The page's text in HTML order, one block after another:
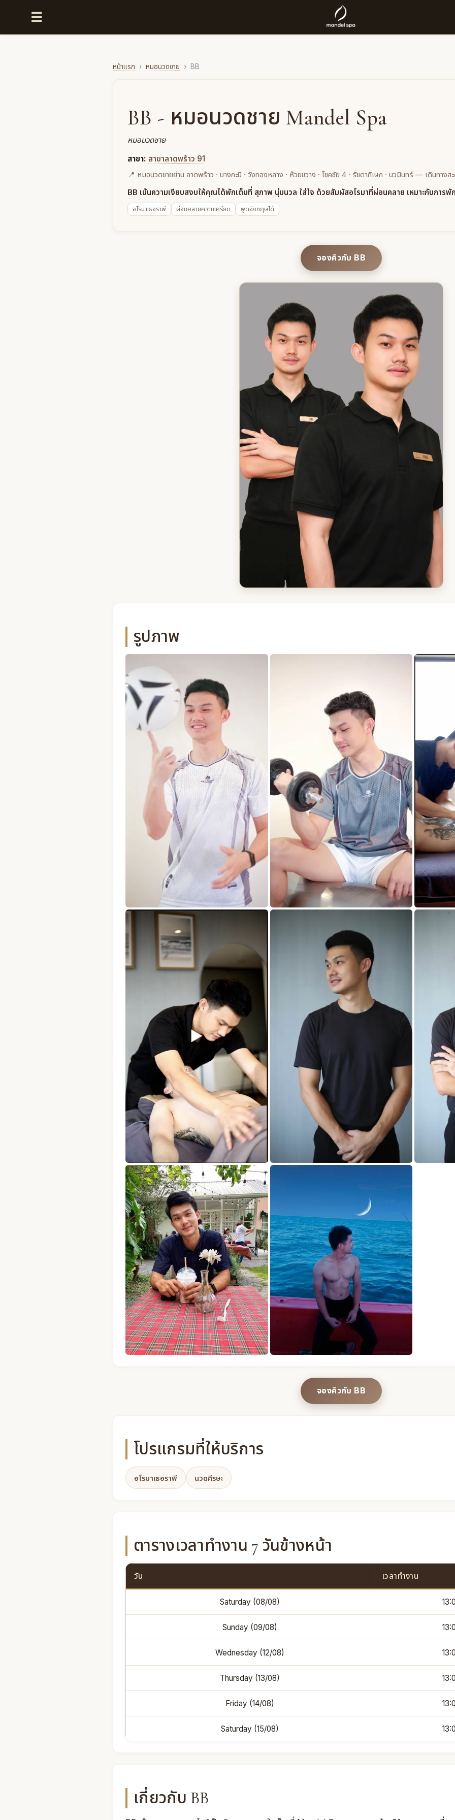
☰
หน้าแรก › หมอนวดชาย › BB
BB - หมอนวดชาย Mandel Spa
หมอนวดชาย
สาขา: สาขาลาดพร้าว 91
📍 หมอนวดชายย่าน ลาดพร้าว · บางกะปิ · วังทองหลาง · ห้วยขวาง · โชคชัย 4 · รัชดาภิเษก · นวมินทร์ — เดินทาง
BB เน้นความเงียบสงบให้คุณได้พักเต็มที่ สุภาพ นุ่มนวล ใส่ใจ ด้วยสัมผัสอโรมาที่ผ่อนคลาย เหมาะกับการ
อโรมาเธอราพี ผ่อนคลายความเครียด พูดอังกฤษได้
จองคิวกับ BB
รูปภาพ
BB · หมอนวดชาย · Mandel Spa · กรุงเทพ (รูปที่ 1) — นวดผู้ชายมืออาชีพ
BB · หมอนวดชาย · Mandel Spa · กรุงเทพ (รูปที่ 2)
BB · หมอ
▶
BB · หมอนวดชาย · Mandel Spa · กรุงเทพ (รูปที่ 4) — นวดผู้ชายมืออาชีพ
BB · หมอนวดชาย · Mandel Spa · กรุงเทพ (รูปที่ 5)
จองคิวกับ BB
โปรแกรมที่ให้บริการ
อโรมาเธอราพี นวดศีรษะ
ตารางเวลาทำงาน 7 วันข้างหน้า
วัน เวลาทำงาน
Saturday (08/08)
Sunday (09/08)
Wednesday (12/08)
Thursday (13/08)
Friday (14/08)
Saturday (15/08)
เกี่ยวกับ BB